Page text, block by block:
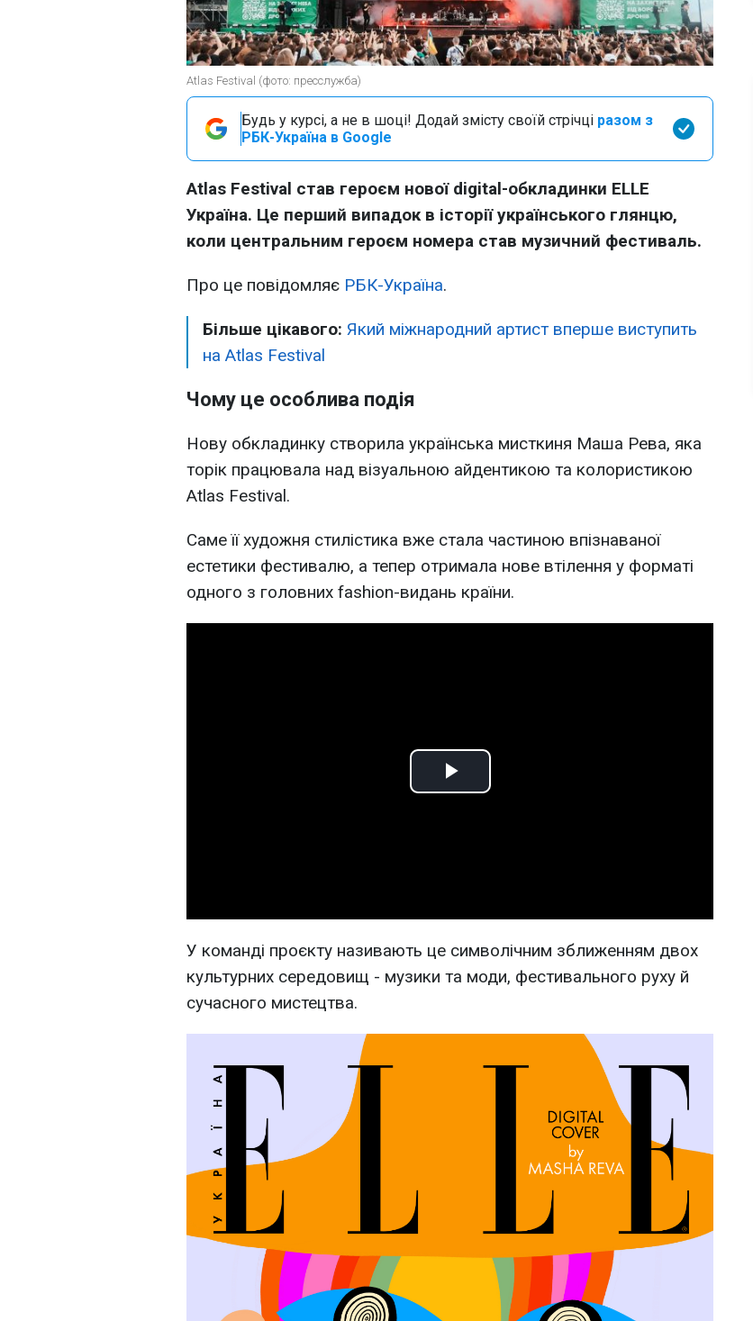
Atlas Festival (фото: пресслужба)
Будь у курсі, а не в шоці! Додай змісту своїй стрічці разом з
РБК-Україна в Google
Atlas Festival став героєм нової digital-обкладинки ELLE
Україна. Це перший випадок в історії українського глянцю,
коли центральним героєм номера став музичний фестиваль.
Про це повідомляє РБК-Україна.
Більше цікавого: Який міжнародний артист вперше виступить
на Atlas Festival
Чому це особлива подія
Нову обкладинку створила українська мисткиня Маша Рева, яка
торік працювала над візуальною айдентикою та колористикою
Atlas Festival.
Саме її художня стилістика вже стала частиною впізнаваної
естетики фестивалю, а тепер отримала нове втілення у форматі
одного з головних fashion-видань країни.
Play
У команді проєкту називають це символічним зближенням двох
культурних середовищ - музики та моди, фестивального руху й
сучасного мистецтва.